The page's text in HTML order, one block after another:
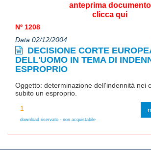
anteprima documento
clicca qui
Nº 1208
Data 02/12/2004
DECISIONE CORTE
DELL'UOMO IN TEMA DI
ESPROPRIO
Oggetto: determinazione dell'indennità nei
subito un esproprio.
download riservato - non acquistabile